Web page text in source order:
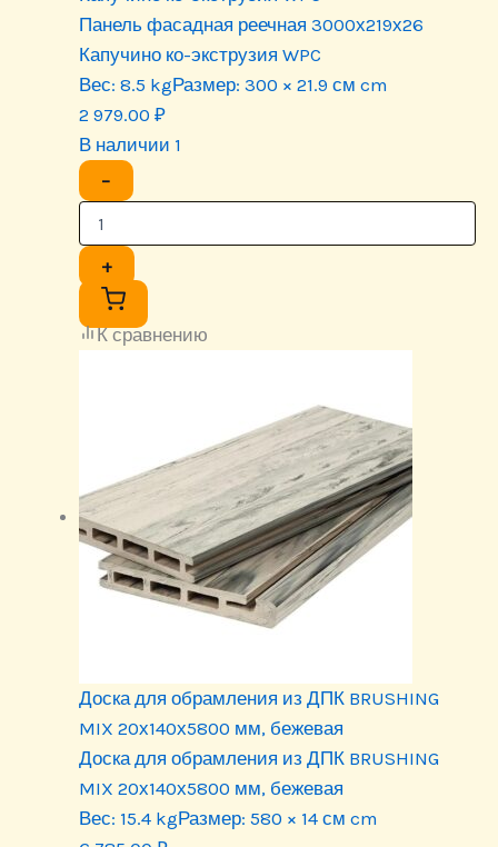
Панель фасадная реечная 3000х219х26
Капучино ко-экструзия WPC
Вес: 8.5 kgРазмер: 300 × 21.9 см cm
2 979.00 ₽
В наличии 1
−
+
К сравнению
Доска для обрамления из ДПК BRUSHING
MIX 20х140х5800 мм, бежевая
Доска для обрамления из ДПК BRUSHING
MIX 20х140х5800 мм, бежевая
Вес: 15.4 kgРазмер: 580 × 14 см cm